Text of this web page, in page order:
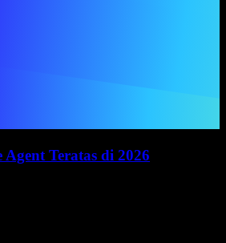
Agent Teratas di 2026